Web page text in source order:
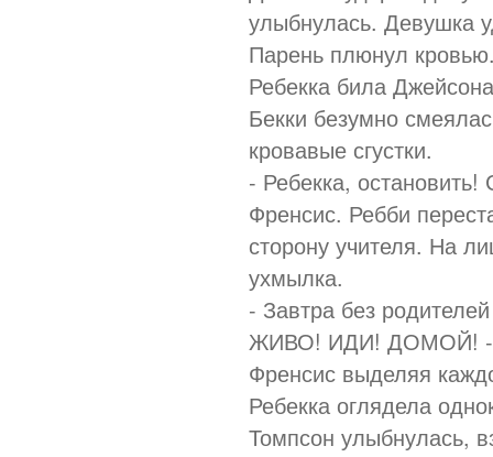
улыбнулась. Девушка
Парень плюнул
Ребекка била
Бекки безумно
кровавые сгустки.
- Ребекка,
Френсис. Ребби
сторону учителя. На
ухмылка.
- Завтра без
ЖИВО! ИДИ! ДОМОЙ! -
Френсис выделяя
Ребекка оглядела
Томпсон улыбнулась,